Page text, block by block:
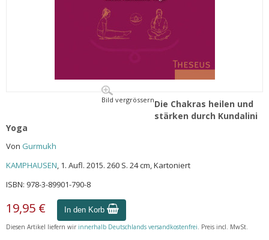
Bild vergrössernDie Chakras heilen und
stärken durch Kundalini
Yoga
Von Gurmukh
KAMPHAUSEN, 1. Aufl. 2015. 260 S. 24 cm, Kartoniert
ISBN: 978-3-89901-790-8
19,95 € In den Korb
Diesen Artikel liefern wir innerhalb Deutschlands versandkostenfrei. Preis incl. MwSt.